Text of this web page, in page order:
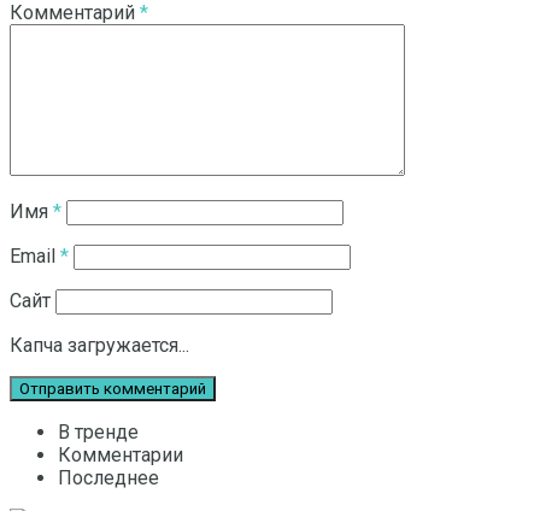
Комментарий *
Имя *
Email *
Сайт
Капча загружается...
В тренде
Комментарии
Последнее